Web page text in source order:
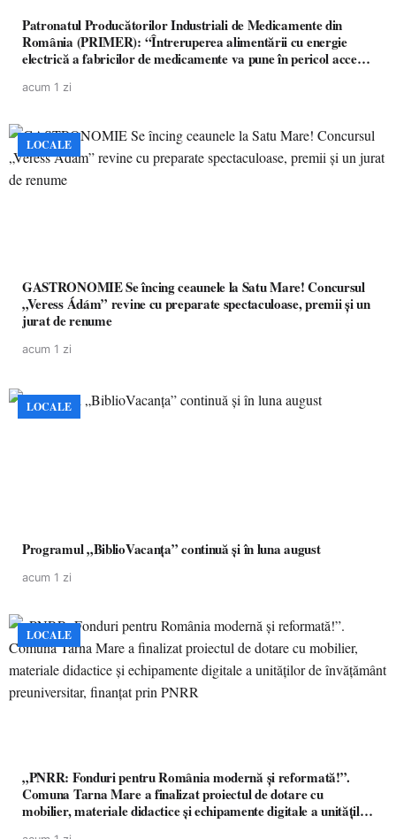
Patronatul Producătorilor Industriali de Medicamente din
România (PRIMER): “Întreruperea alimentării cu energie
electrică a fabricilor de medicamente va pune în pericol accesul
acum 1 zi
LOCALE
GASTRONOMIE Se încing ceaunele la Satu Mare! Concursul
„Veress Ádám” revine cu preparate spectaculoase, premii și un
jurat de renume
acum 1 zi
LOCALE
Programul „BiblioVacanța” continuă și în luna august
acum 1 zi
LOCALE
„PNRR: Fonduri pentru România modernă și reformată!”.
Comuna Tarna Mare a finalizat proiectul de dotare cu
mobilier, materiale didactice și echipamente digitale a unităților